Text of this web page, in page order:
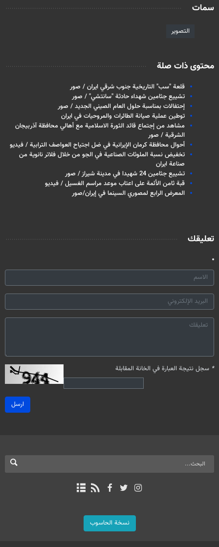
سمات
التصویر
محتوى ذات صلة
قلعة "سب" التاريخية جنوب شرقي ايران / صور
تشييع جثامين شهداء حادثة "سانتشي" / صور
إحتفالات بمناسبة حلول العام الصيني الجديد / صور
توطين عملية صيانة الطائرات والمروحيات في ايران
مشاهد من إجتماع قائد الثورة الاسلامية مع أهالي محافظة آذربيجان
الشرقية / صور
أحوال محافظة كرمان الإيرانية في ضل اجتياح العواصف الترابية / فيديو
تخفيض نسبة الملوثات الصناعية في الجو من خلال فلاتر نانوية من
صناعة ايران
تشييع جثامين 24 شهيدا في مدينة شيراز / صور
قبة ثامن الأئمة على اعتاب موعد مراسم الغسيل / فيديو
المعرض الرابع لمصوري السينما في إيران/صور
تعليقك
* سجل نتيجة العبارة في الخانة المقابلة
ارسل
نسخة الحاسوب